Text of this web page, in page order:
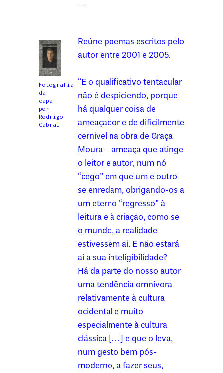
Fotografia
da
capa
por
Rodrigo
Cabral
Reúne poemas escritos pelo
autor entre 2001 e 2005.
“E o qualificativo tentacular
não é despiciendo, porque
há qualquer coisa de
ameaçador e de dificilmente
cernível na obra de Graça
Moura – ameaça que atinge
o leitor e autor, num nó
“cego” em que um e outro
se enredam, obrigando-os a
um eterno “regresso” à
leitura e à criação, como se
o mundo, a realidade
estivessem aí. E não estará
aí a sua inteligibilidade?
Há da parte do nosso autor
uma tendência omnívora
relativamente à cultura
ocidental e muito
especialmente à cultura
clássica […] e que o leva,
num gesto bem pós-
moderno, a fazer seus,